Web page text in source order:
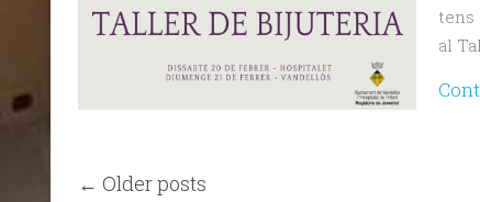
tens
al
← Older posts